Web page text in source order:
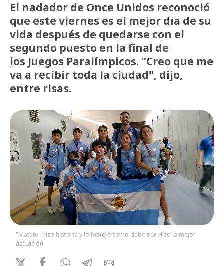
El nadador de Once Unidos reconoció
que este viernes es el mejor día de su
vida después de quedarse con el
segundo puesto en la final de
los Juegos Paralímpicos. "Creo que me
va a recibir toda la ciudad", dijo,
entre risas.
"Matute" hizo historia y lo festejó como debe ser. Hizo la mejor
actuación